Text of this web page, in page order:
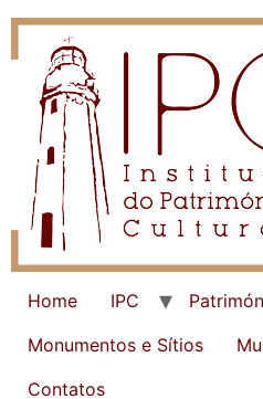
Home IPC
Monumentos e Sítios
Contatos